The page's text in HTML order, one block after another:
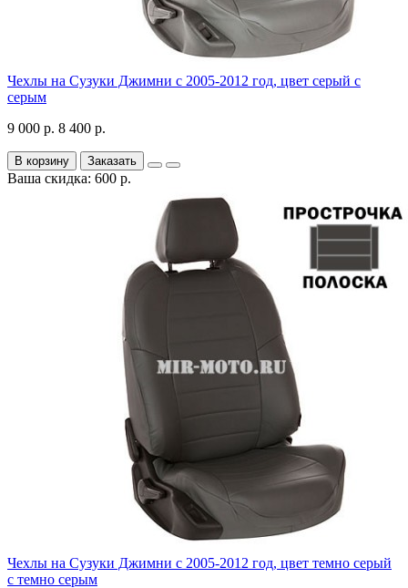
Чехлы на Сузуки Джимни с 2005-2012 год, цвет серый с
серым
9 000 р. 8 400 р.
В корзину Заказать
Ваша скидка: 600 р.
Чехлы на Сузуки Джимни с 2005-2012 год, цвет темно серый
с темно серым